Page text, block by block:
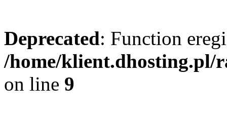
Deprecated: Function
/home/klient.dhosting.pl/
on line 9